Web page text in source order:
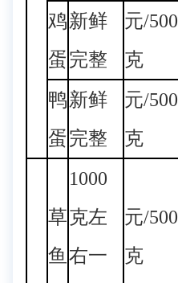
鸡
蛋
新鲜
完整
元/500
克
鸭
蛋
新鲜
完整
元/500
克
草
鱼
1000
克左
右一
元/500
克